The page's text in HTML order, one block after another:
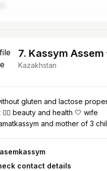
7. Kassym Assem
Kazakhstan
gluten and lactose proper nutrition 🍃
🏋️‍♀️ beauty and health 🤍 wife
and mother of 3 children 👩‍🦳👧
contact details